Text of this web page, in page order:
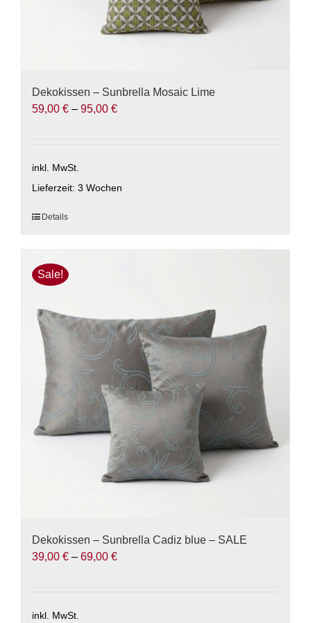
Dekokissen – Sunbrella Mosaic Lime
59,00 € – 95,00 €
inkl. MwSt.
Lieferzeit: 3 Wochen
Dieses
mehrere
Varianten
Die
Optionen
können
auf
der
Produktseite
gewählt
werden
Details
Sale!
Dekokissen – Sunbrella Cadiz blue – SALE
39,00 € – 69,00 €
inkl. MwSt.